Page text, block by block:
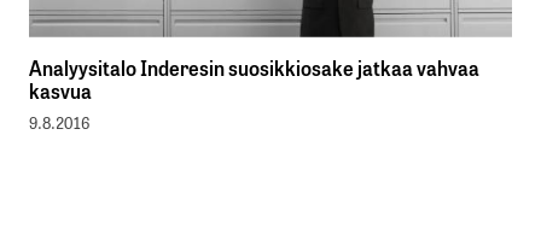
Analyysitalo Inderesin suosikkiosake jatkaa vahvaa
kasvua
9.8.2016